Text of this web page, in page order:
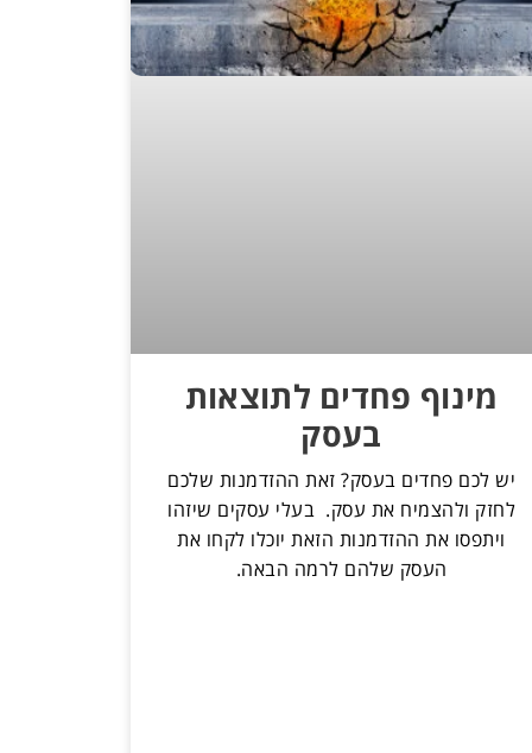
מינוף פחדים לתוצאות
בעסק
יש לכם פחדים בעסק? זאת ההזדמנות שלכם
לחזק ולהצמיח את עסק. בעלי עסקים שיזהו
ויתפסו את ההזדמנות הזאת יוכלו לקחו את
העסק שלהם לרמה הבאה.